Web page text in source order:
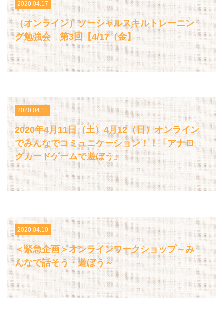
2020.04.17
（オンライン）ソーシャルスキルトレーニン
グ勉強会 第3回【4/17（金】
2020.04.11
2020年4月11日（土）4月12（日）オンライン
でみんなでコミュニケーション！！「アナロ
グカードゲームで遊ぼう」
2020.04.10
＜緊急企画＞オンラインワークショップ～み
んなで話そう・遊ぼう～